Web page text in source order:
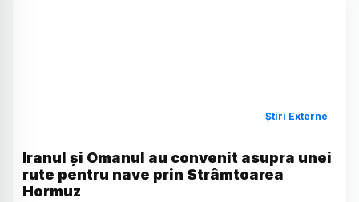
Știri Externe
Iranul și Omanul au convenit asupra unei
rute pentru nave prin Strâmtoarea
Hormuz